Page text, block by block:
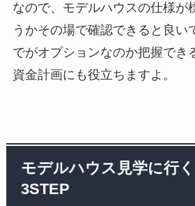
なので、モデルハウスの仕様が
うかその場で確認できると良い
でがオプションなのか把握でき
資金計画にも役立ちますよ。
モデルハウス見学に行
3STEP